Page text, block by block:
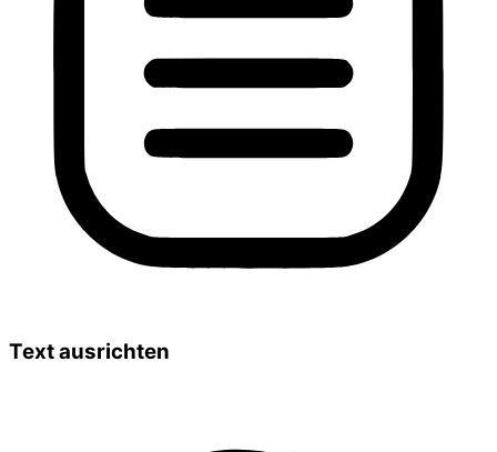
Text ausrichten